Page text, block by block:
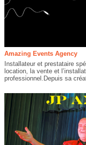
Amazing Events Agency
Installateur et prestataire
location, la vente et
professionnel.Depuis sa